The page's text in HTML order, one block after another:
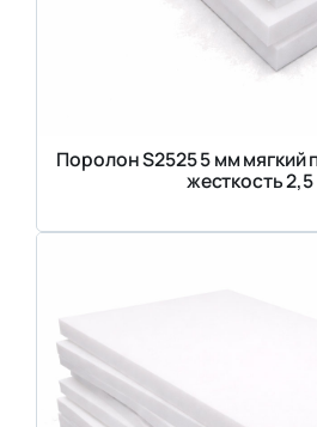
Поролон S2525 5 мм мягкий
жесткость 2,5